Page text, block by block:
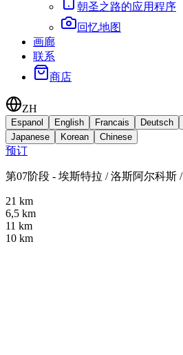
朝圣之路的应用程序
回忆地图
画廊
联系
商店
ZH
Espanol English Francais Deutsch
Japanese
Korean Chinese
预订
第07阶段 - 埃斯特拉 / 洛斯阿尔科斯 /
21 km
6,5 km
11 km
10 km